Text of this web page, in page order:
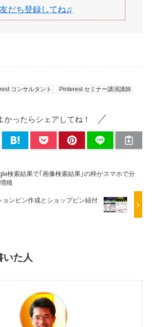
だち登録してね♫
コンサルタント Pinterest セミナー講演講師
かったらシェアしてね！
検索結果で｢画像検索結果｣の枠がスマホで分
殖
ョンピン作成とショップピン紐付
いた人